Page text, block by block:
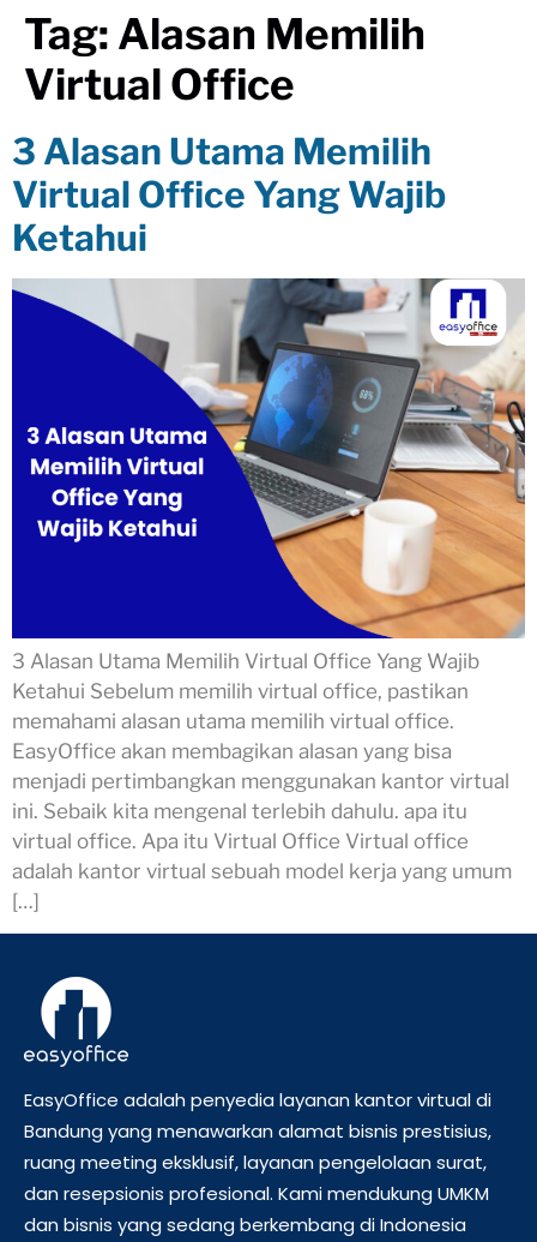
Tag: Alasan Memilih
Virtual Office
3 Alasan Utama Memilih
Virtual Office Yang Wajib
Ketahui
3 Alasan Utama Memilih Virtual Office Yang Wajib
Ketahui Sebelum memilih virtual office, pastikan
memahami alasan utama memilih virtual office.
EasyOffice akan membagikan alasan yang bisa
menjadi pertimbangkan menggunakan kantor virtual
ini. Sebaik kita mengenal terlebih dahulu. apa itu
virtual office. Apa itu Virtual Office Virtual office
adalah kantor virtual sebuah model kerja yang umum
[…]
EasyOffice adalah penyedia layanan kantor virtual di
Bandung yang menawarkan alamat bisnis prestisius,
ruang meeting eksklusif, layanan pengelolaan surat,
dan resepsionis profesional. Kami mendukung UMKM
dan bisnis yang sedang berkembang di Indonesia